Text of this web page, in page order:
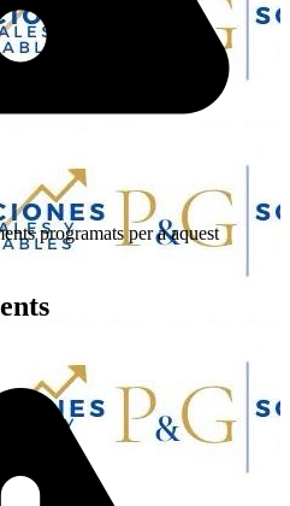
programats per a aquest